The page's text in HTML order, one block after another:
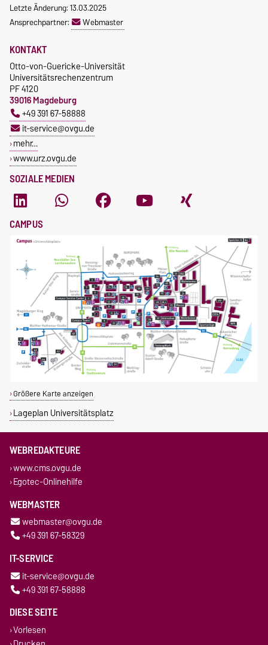
Letzte Änderung: 13.03.2025
Ansprechpartner:
Webmaster
SOZIALE MEDIEN
KONTAKT
Otto-von-Guericke-Universität
Universitätsrechenzentrum
PF 4120
39016 Magdeburg
+49 391 67-58888
it-service@ovgu.de
mehr…
www.urz.ovgu.de
CAMPUS
Größere Karte anzeigen
Lageplan Universitätsplatz
WEBREDAKTEURE
www.cms.ovgu.de
Egotec-Onlinehilfe
WEBMASTER
webmaster@ovgu.de
+49 391 67-58329
IT-SERVICE
it-service@ovgu.de
+49 391 67-58888
DIESE SEITE
Vorlesen